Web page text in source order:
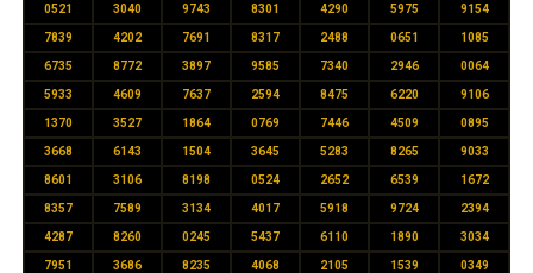
0521 3040 9743 8301 4290 5975 9154
7839 4202 7691 8317 2488 0651 1085
6735 8772 3897 9585 7340 2946 0064
5933 4609 7637 2594 8475 6220 9106
1370 3527 1864 0769 7446 4509 0895
3668 6143 1504 3645 5283 8265 9033
8601 3106 8198 0524 2652 6539 1672
8357 7589 3134 4017 5918 9724 2394
4287 8260 0245 5437 6110 1890 3034
7951 3686 8235 4068 2105 1539 0349